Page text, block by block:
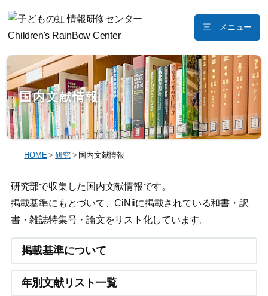
メニュー
国内文献情報
HOME > 研究 > 国内文献情報
研究部で収集した国内文献情報です。
掲載基準にもとづいて、CiNiiに掲載されている和書・訳
書・雑誌特集号・論文をリスト化しています。
掲載基準について
年別文献リスト一覧